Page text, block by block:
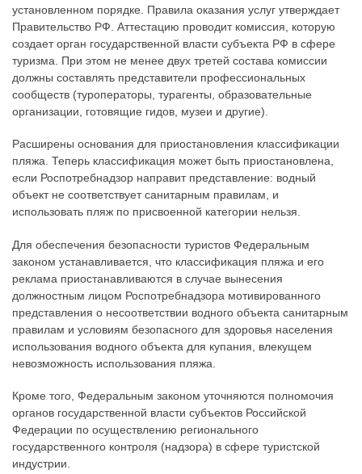
установленном порядке. Правила оказания услуг утверждает
Правительство РФ. Аттестацию проводит комиссия, которую
создает орган государственной власти субъекта РФ в сфере
туризма. При этом не менее двух третей состава комиссии
должны составлять представители профессиональных
сообществ (туроператоры, турагенты, образовательные
организации, готовящие гидов, музеи и другие).
Расширены основания для приостановления классификации
пляжа. Теперь классификация может быть приостановлена,
если Роспотребнадзор направит представление: водный
объект не соответствует санитарным правилам, и
использовать пляж по присвоенной категории нельзя.
Для обеспечения безопасности туристов Федеральным
законом устанавливается, что классификация пляжа и его
реклама приостанавливаются в случае вынесения
должностным лицом Роспотребнадзора мотивированного
представления о несоответствии водного объекта санитарным
правилам и условиям безопасного для здоровья населения
использования водного объекта для купания, влекущем
невозможность использования пляжа.
Кроме того, Федеральным законом уточняются полномочия
органов государственной власти субъектов Российской
Федерации по осуществлению регионального
государственного контроля (надзора) в сфере туристской
индустрии.